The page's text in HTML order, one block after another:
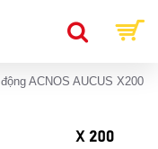
ACNOS AUCUS X200